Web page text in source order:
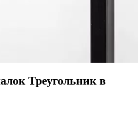
Треугольник в